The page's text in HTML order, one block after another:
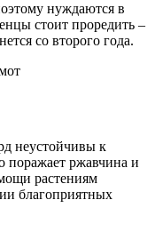
нуждаются в
стоит проредить –
со второго года.
неустойчивы к
поражает ржавчина и
растениям
благоприятных